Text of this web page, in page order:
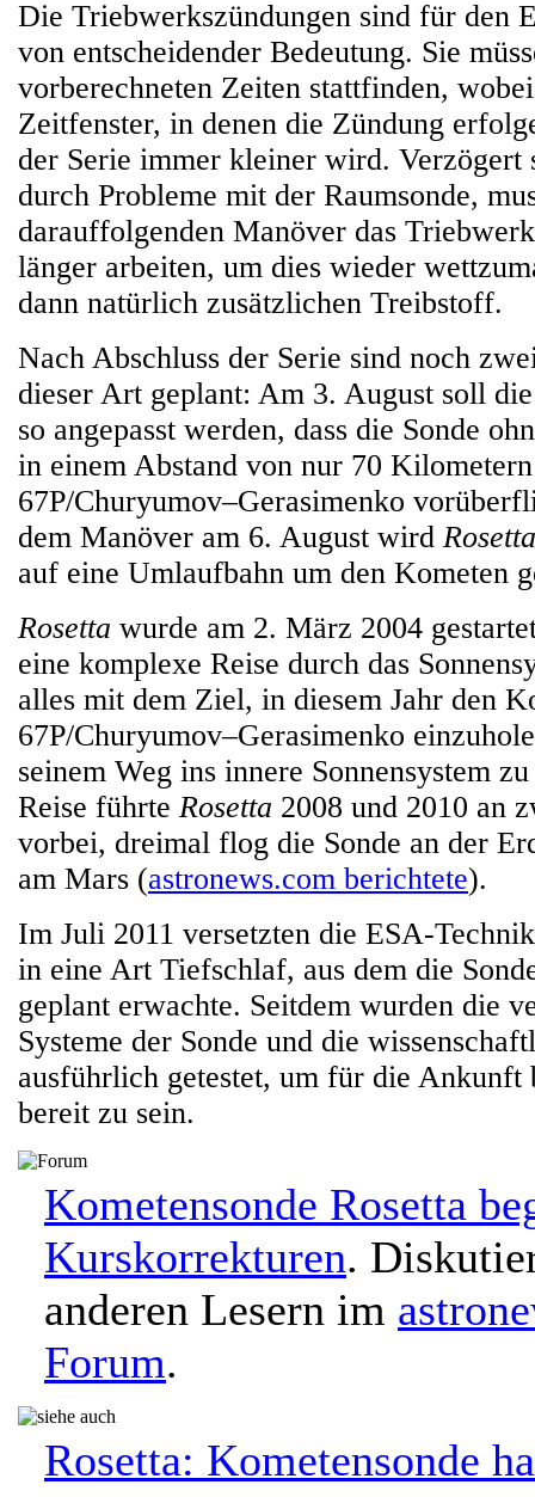
Die Triebwerkszündungen sind für den
von entscheidender Bedeutung. Sie
vorberechneten Zeiten stattfinden,
Zeitfenster, in denen die Zündung
der Serie immer kleiner wird. Verzögert
durch Probleme mit der Raumsonde,
darauffolgenden Manöver das
länger arbeiten, um dies wieder
dann natürlich zusätzlichen Treibstoff.
Nach Abschluss der Serie sind noch
dieser Art geplant: Am 3. August soll
so angepasst werden, dass die Sonde
in einem Abstand von nur 70
67P/Churyumov–Gerasimenko
dem Manöver am 6. August wird Rosetta
auf eine Umlaufbahn um den Kometen
Rosetta wurde am 2. März 2004
eine komplexe Reise durch das
alles mit dem Ziel, in diesem Jahr den
67P/Churyumov–Gerasimenko
seinem Weg ins innere Sonnensystem
Reise führte Rosetta 2008 und 2010 an
vorbei, dreimal flog die Sonde an der
am Mars (astronews.com berichtete).
Im Juli 2011 versetzten die ESA-
in eine Art Tiefschlaf, aus dem die
geplant erwachte. Seitdem wurden die
Systeme der Sonde und die
ausführlich getestet, um für die Ankunft
bereit zu sein.
Kometensonde Rosetta
Kurskorrekturen.
anderen Lesern im
Forum.
Rosetta: Kometensonde